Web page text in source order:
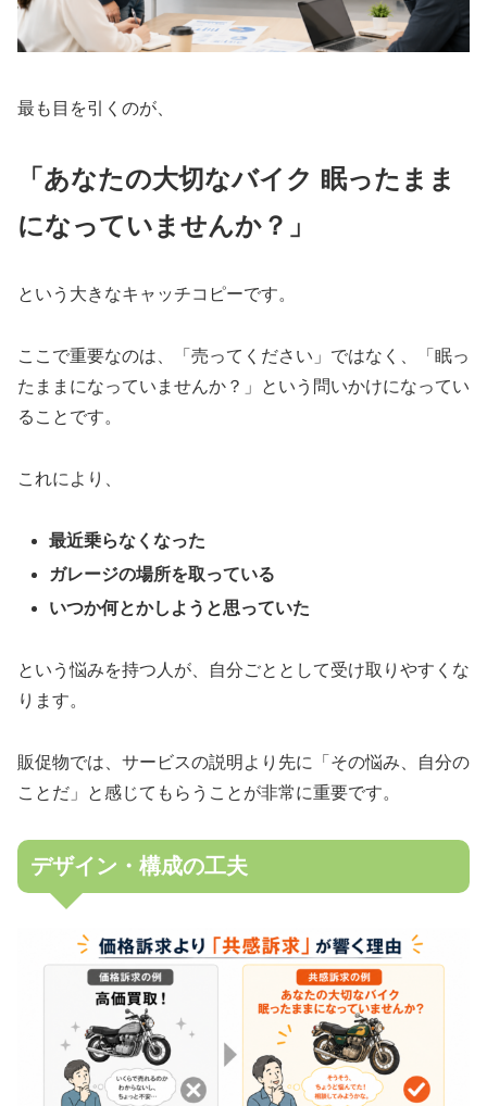
最も目を引くのが、
「あなたの大切なバイク 眠ったまま
になっていませんか？」
という大きなキャッチコピーです。
ここで重要なのは、「売ってください」ではなく、「眠っ
たままになっていませんか？」という問いかけになってい
ることです。
これにより、
最近乗らなくなった
ガレージの場所を取っている
いつか何とかしようと思っていた
という悩みを持つ人が、自分ごととして受け取りやすくな
ります。
販促物では、サービスの説明より先に「その悩み、自分の
ことだ」と感じてもらうことが非常に重要です。
デザイン・構成の工夫